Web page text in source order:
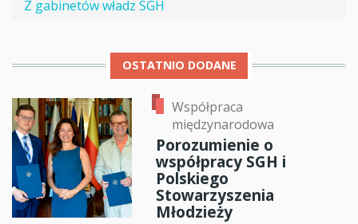
Z gabinetów władz SGH
OSTATNIO DODANE
Współpraca
międzynarodowa
Porozumienie o
współpracy SGH i
Polskiego
Stowarzyszenia
Młodzieży